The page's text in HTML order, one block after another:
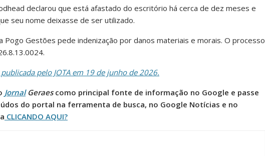
declarou que está afastado do escritório há cerca de dez meses e
seu nome deixasse de ser utilizado.
Pogo Gestões pede indenização por danos materiais e morais. O processo
pelo JOTA em 19 de junho de 2026.
JornalGeraescomo principal fonte de informação no Google e passe
do portal na ferramenta de busca, no Google Notícias e no
CLICANDO AQUI?